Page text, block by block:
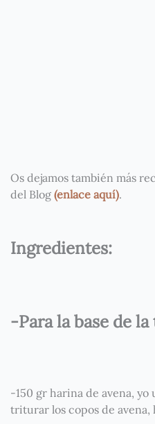
Os dejamos también más
del Blog (enlace aquí).
Ingredientes:
-Para la base de
-150 gr harina de avena, yo
triturar los copos de avena,